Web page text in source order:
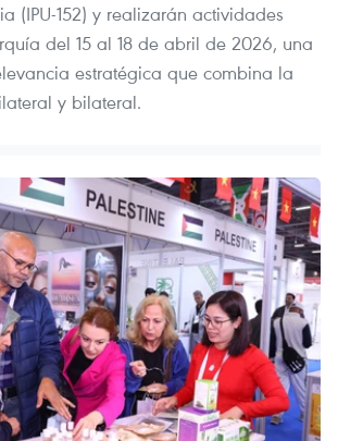
(IPU-152) y realizarán actividades
del 15 al 18 de abril de 2026, una
estratégica que combina la
y bilateral.